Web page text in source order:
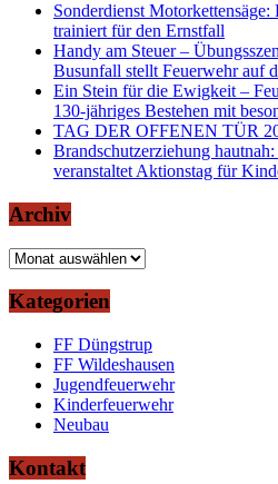
Sonderdienst Motorkettensäge:
trainiert für den Ernstfall
Handy am Steuer –
Busunfall stellt Feuerwehr auf
Ein Stein für die Ewigkeit –
130-jähriges Bestehen mit
TAG DER OFFENEN TÜR
Brandschutzerziehung
veranstaltet Aktionstag für
Archiv
Archiv
Kategorien
FF Düngstrup
FF Wildeshausen
Jugendfeuerwehr
Kinderfeuerwehr
Neubau
Kontakt